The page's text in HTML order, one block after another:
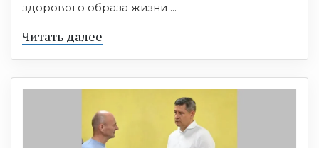
здорового образа жизни ...
Читать далее